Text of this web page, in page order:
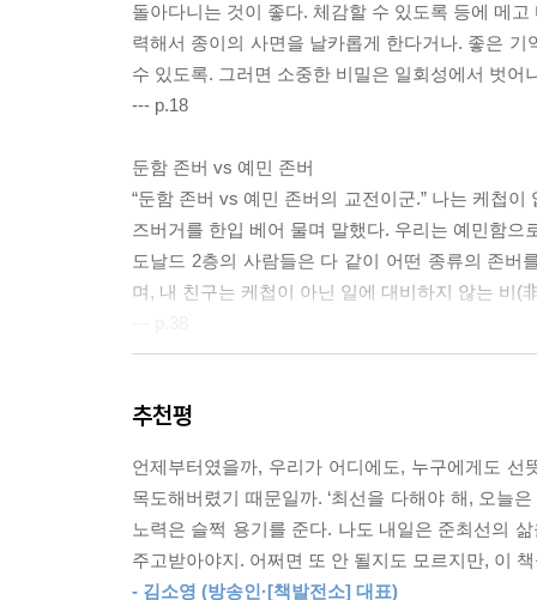
돌아다니는 것이 좋다. 체감할 수 있도록 등에 메
력해서 종이의 사면을 날카롭게 한다거나. 좋은
수 있도록. 그러면 소중한 비밀은 일회성에서 벗
--- p.18
둔함 존버 vs 예민 존버
“둔함 존버 vs 예민 존버의 교전이군.” 나는 케첩
즈버거를 한입 베어 물며 말했다. 우리는 예민함
도날드 2층의 사람들은 다 같이 어떤 종류의 존
며, 내 친구는 케첩이 아닌 일에 대비하지 않는 비(
중심 사건에서 풀려난 이야기들은 조각으로 떨어
보기 시작한 것들은 별게 없는 순간을 견디지 못
지속하는 힘과 별거 없음에 내성을 쌓도록 도와준
--- p.43
추천평
언제부터였을까, 우리가 어디에도, 누구에게도
목도해버렸기 때문일까. ‘최선을 다해야 해, 오늘
노력은 슬쩍 용기를 준다. 나도 내일은 준최선의
주고받아야지. 어쩌면 또 안 될지도 모르지만, 이
- 김소영 (방송인·[책발전소] 대표)